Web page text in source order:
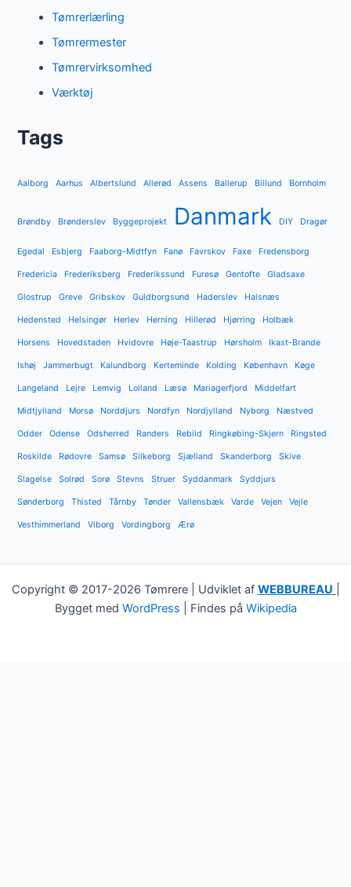
Tømrerlærling
Tømrermester
Tømrervirksomhed
Værktøj
Tags
Aalborg Aarhus Albertslund Allerød Assens Ballerup Billund Bornholm
Brøndby Brønderslev Byggeprojekt Danmark DIY Dragør
Egedal Esbjerg Faaborg-Midtfyn Fanø Favrskov Faxe Fredensborg
Fredericia Frederiksberg Frederikssund Furesø Gentofte Gladsaxe
Glostrup Greve Gribskov Guldborgsund Haderslev Halsnæs
Hedensted Helsingør Herlev Herning Hillerød Hjørring Holbæk
Horsens Hovedstaden Hvidovre Høje-Taastrup Hørsholm Ikast-Brande
Ishøj Jammerbugt Kalundborg Kerteminde Kolding København Køge
Langeland Lejre Lemvig Lolland Læsø Mariagerfjord Middelfart
Midtjylland Morsø Norddjurs Nordfyn Nordjylland Nyborg Næstved
Odder Odense Odsherred Randers Rebild Ringkøbing-Skjern Ringsted
Roskilde Rødovre Samsø Silkeborg Sjælland Skanderborg Skive
Slagelse Solrød Sorø Stevns Struer Syddanmark Syddjurs
Sønderborg Thisted Tårnby Tønder Vallensbæk Varde Vejen Vejle
Vesthimmerland Viborg Vordingborg Ærø
Copyright © 2017-2026 Tømrere | Udviklet af WEBBUREAU
Bygget med WordPress | Findes på Wikipedia